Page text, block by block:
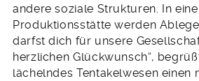
andere soziale Strukturen. In
Produktionsstätte werden
darfst dich für unsere
herzlichen Glückwunsch“,
lächelndes Tentakelwesen einen